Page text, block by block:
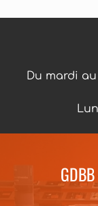
Du mardi au